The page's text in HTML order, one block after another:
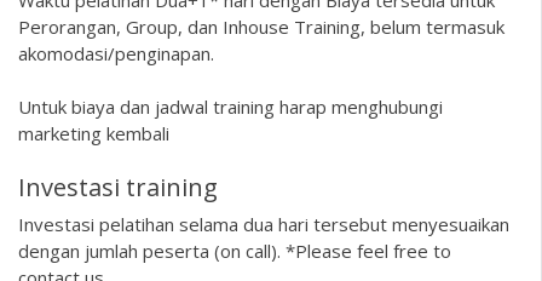
Perorangan, Group, dan Inhouse Training, belum termasuk
akomodasi/penginapan.
Untuk biaya dan jadwal training harap menghubungi
marketing kembali
Investasi training
Investasi pelatihan selama dua hari tersebut menyesuaikan
dengan jumlah peserta (on call). *Please feel free to